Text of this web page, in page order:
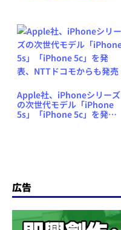
Apple社、iPhoneシリーズ
の次世代モデル「iPhone
5s」「iPhone 5c」を発
広告